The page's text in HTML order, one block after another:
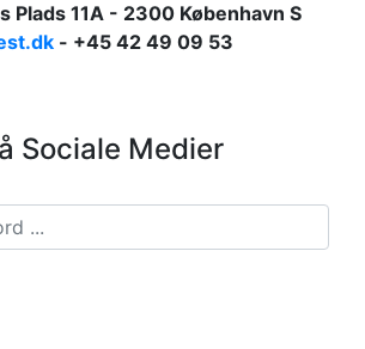
Plads 11A - 2300 København S
- +45 42 49 09 53
Sociale Medier